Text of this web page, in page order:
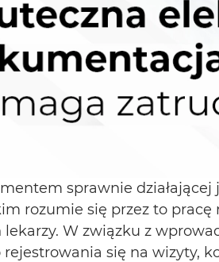
sprawnie
rozumie się przez to
lekarzy. W związku z
się na wizyty,